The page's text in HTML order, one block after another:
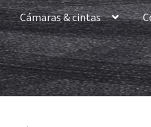
Cámaras & cintas